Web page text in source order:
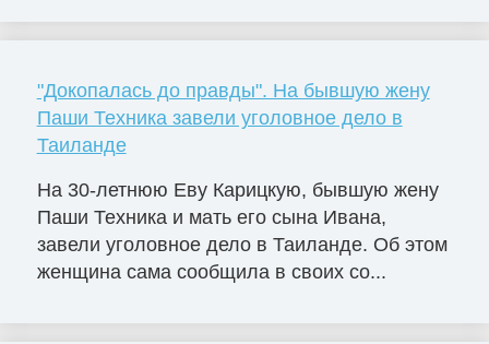
"Докопалась до правды". На бывшую жену
Паши Техника завели уголовное дело в
Таиланде
На 30-летнюю Еву Карицкую, бывшую жену
Паши Техника и мать его сына Ивана,
завели уголовное дело в Таиланде. Об этом
женщина сама сообщила в своих со...